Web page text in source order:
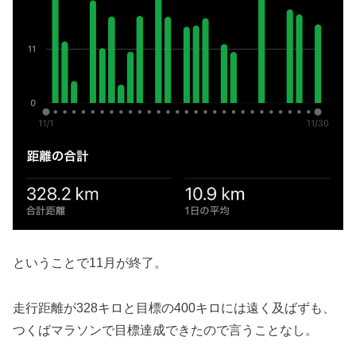
ということで11月が終了。
走行距離が328キロと目標の400キロには遠く及ばずも、
つくばマラソンで目標達成できたので言うことなし。